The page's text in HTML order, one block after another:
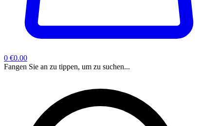
0 €0.00
Fangen Sie an zu tippen, um zu suchen...